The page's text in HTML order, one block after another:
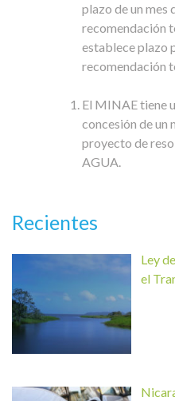
plazo de un mes
recomendación
establece plazo
recomendación
El MINAE tiene
concesión de un
proyecto de
AGUA.
Recientes
Ley
el